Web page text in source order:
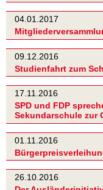
04.01.2017
09.12.2016
Studienfahrt zum
17.11.2016
SPD und FDP
Sekundarschule zur
01.11.2016
26.10.2016